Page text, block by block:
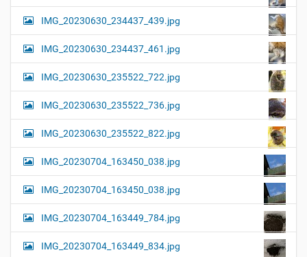
IMG_20230630_234437_439.jpg
IMG_20230630_234437_461.jpg
IMG_20230630_235522_722.jpg
IMG_20230630_235522_736.jpg
IMG_20230630_235522_822.jpg
IMG_20230704_163450_038.jpg
IMG_20230704_163450_038.jpg
IMG_20230704_163449_784.jpg
IMG_20230704_163449_834.jpg